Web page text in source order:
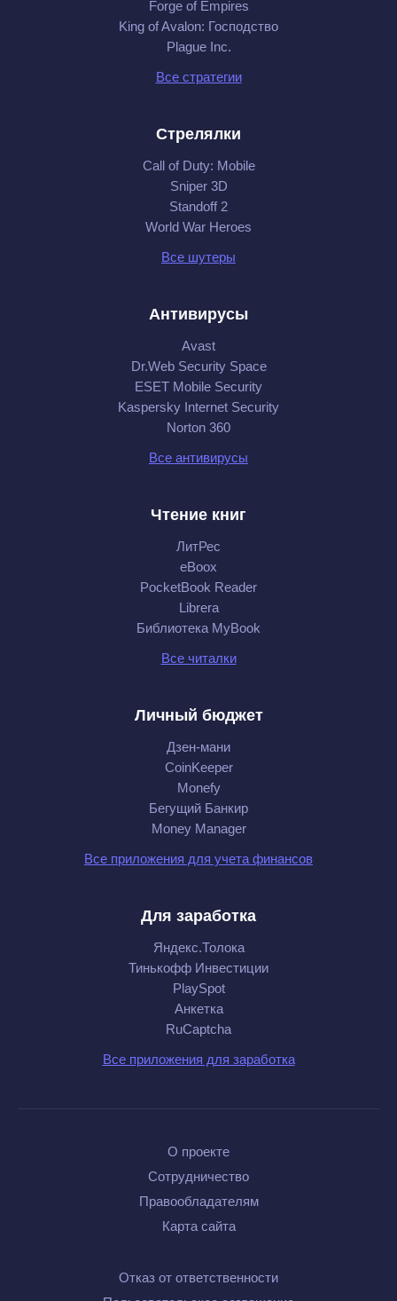
Forge of Empires
King of Avalon: Господство
Plague Inc.
Все стратегии
Стрелялки
Call of Duty: Mobile
Sniper 3D
Standoff 2
World War Heroes
Все шутеры
Антивирусы
Avast
Dr.Web Security Space
ESET Mobile Security
Kaspersky Internet Security
Norton 360
Все антивирусы
Чтение книг
ЛитРес
eBoox
PocketBook Reader
Librera
Библиотека MyBook
Все читалки
Личный бюджет
Дзен-мани
CoinKeeper
Monefy
Бегущий Банкир
Money Manager
Все приложения для учета финансов
Для заработка
Яндекс.Толока
Тинькофф Инвестиции
PlaySpot
Анкетка
RuCaptcha
Все приложения для заработка
О проекте
Сотрудничество
Правообладателям
Карта сайта
Отказ от ответственности